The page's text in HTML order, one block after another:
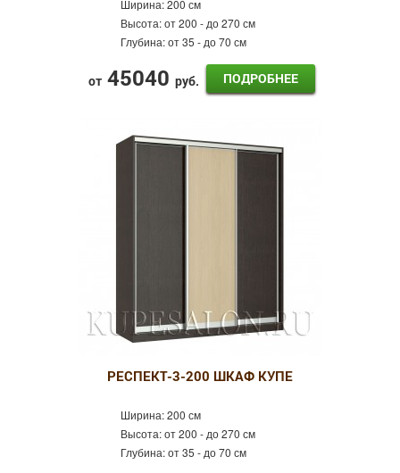
Ширина:200 см
Высота:от 200 - до 270 см
Глубина:от 35 - до 70 см
от 45040 руб. ПОДРОБНЕЕ
РЕСПЕКТ-3-200 ШКАФ КУПЕ
Ширина:200 см
Высота:от 200 - до 270 см
Глубина:от 35 - до 70 см